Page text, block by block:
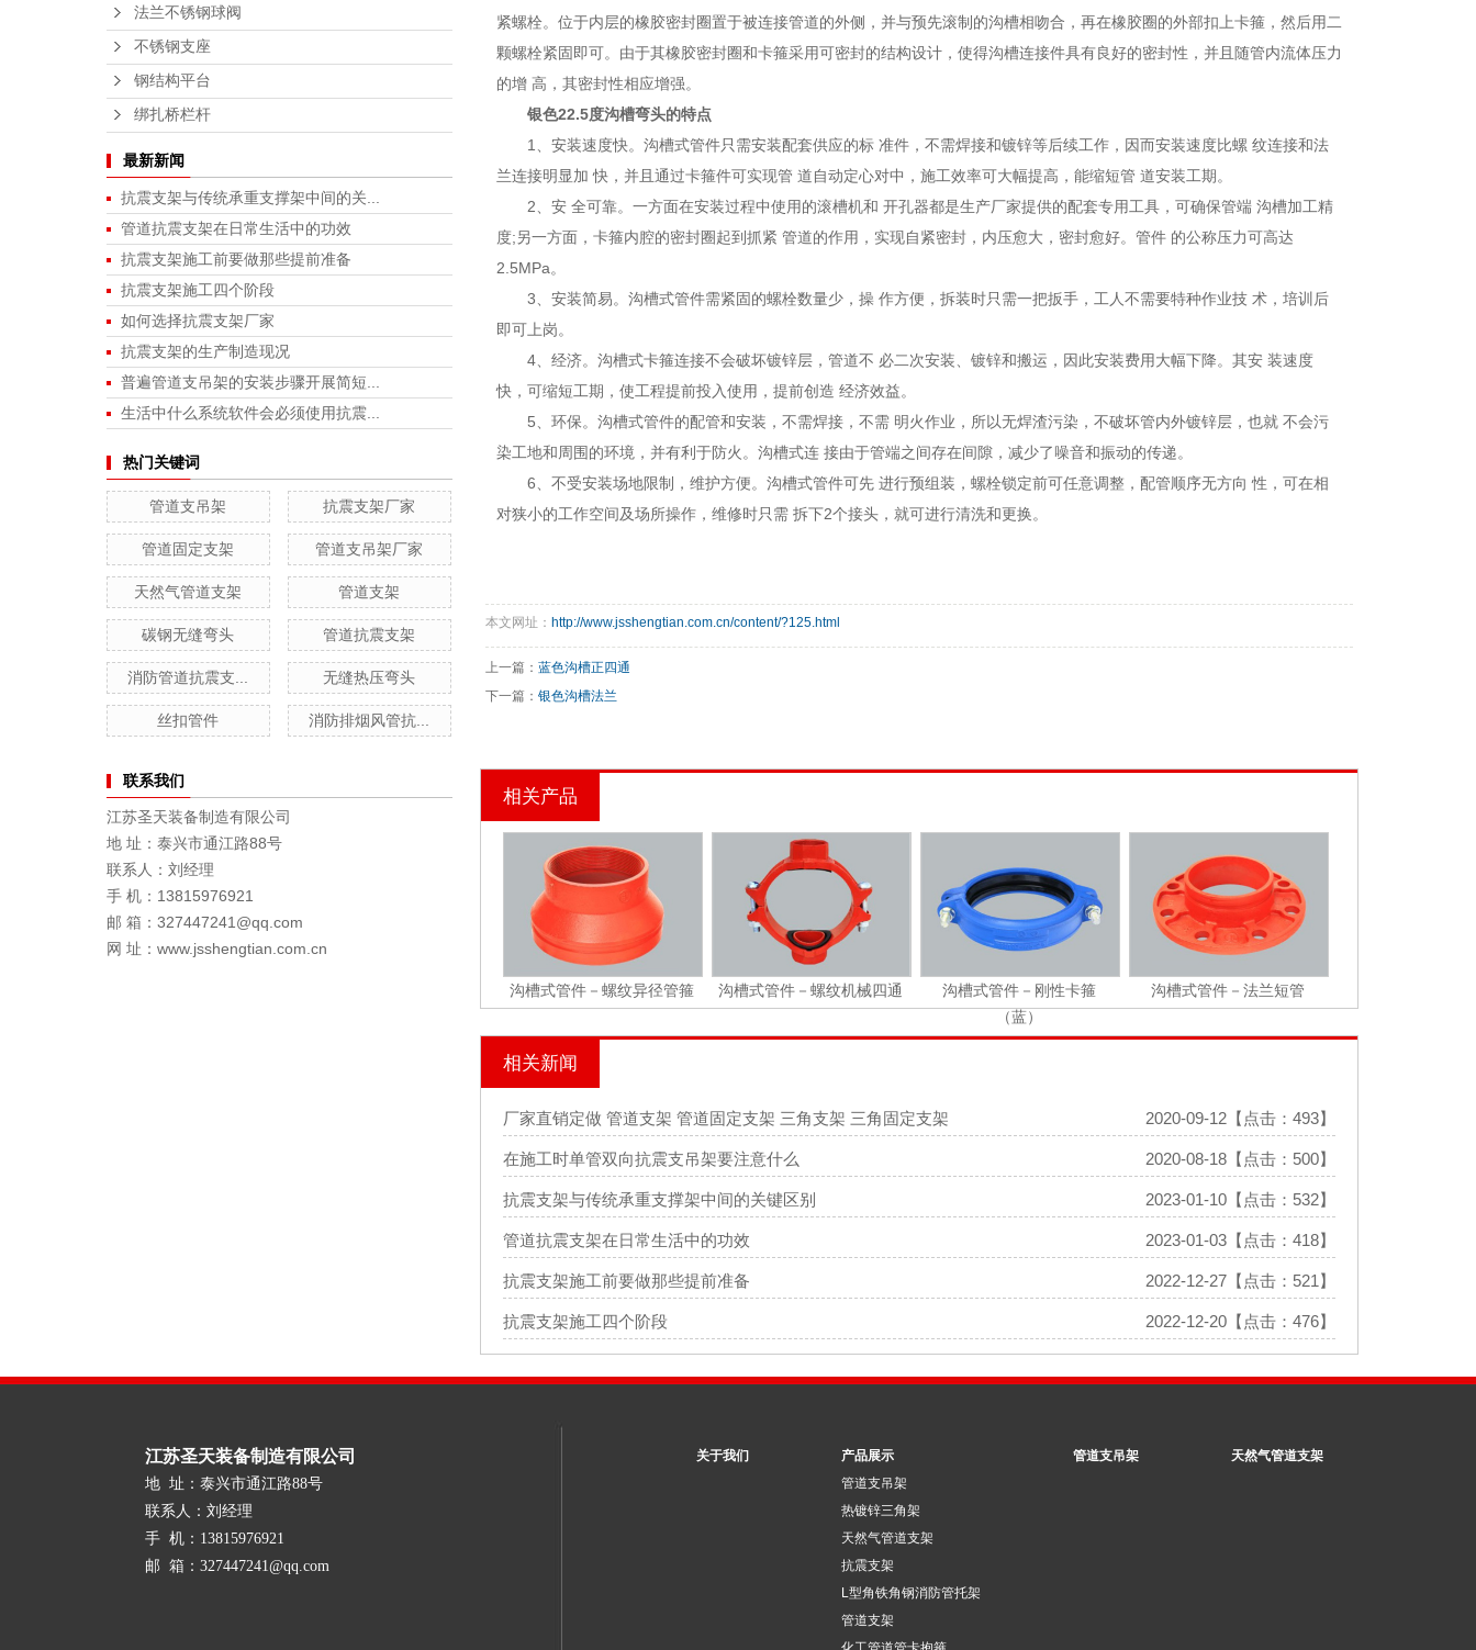
法兰不锈钢球阀
不锈钢支座
钢结构平台
绑扎桥栏杆
最新新闻
抗震支架与传统承重支撑架中间的关...
管道抗震支架在日常生活中的功效
抗震支架施工前要做那些提前准备
抗震支架施工四个阶段
如何选择抗震支架厂家
抗震支架的生产制造现况
普遍管道支吊架的安装步骤开展简短...
生活中什么系统软件会必须使用抗震...
热门关键词
管道支吊架 抗震支架厂家
管道固定支架 管道支吊架厂家
天然气管道支架 管道支架
碳钢无缝弯头 管道抗震支架
消防管道抗震支... 无缝热压弯头
丝扣管件 消防排烟风管抗...
联系我们
江苏圣天装备制造有限公司
地 址：泰兴市通江路88号
联系人：刘经理
手 机：13815976921
邮 箱：327447241@qq.com
网 址：www.jsshengtian.com.cn
紧螺栓。位于内层的橡胶密封圈置于被连接管道的外侧，并与预先滚制的沟槽相吻合，再在橡胶圈的外部扣上卡箍，然后用二
颗螺栓紧固即可。由于其橡胶密封圈和卡箍采用可密封的结构设计，使得沟槽连接件具有良好的密封性，并且随管内流体压力
的增 高，其密封性相应增强。
银色22.5度沟槽弯头的特点
1、安装速度快。沟槽式管件只需安装配套供应的标 准件，不需焊接和镀锌等后续工作，因而安装速度比螺 纹连接和法
兰连接明显加 快，并且通过卡箍件可实现管 道自动定心对中，施工效率可大幅提高，能缩短管 道安装工期。
2、安 全可靠。一方面在安装过程中使用的滚槽机和 开孔器都是生产厂家提供的配套专用工具，可确保管端 沟槽加工精
度;另一方面，卡箍内腔的密封圈起到抓紧 管道的作用，实现自紧密封，内压愈大，密封愈好。管件 的公称压力可高达
2.5MPa。
3、安装简易。沟槽式管件需紧固的螺栓数量少，操 作方便，拆装时只需一把扳手，工人不需要特种作业技 术，培训后
即可上岗。
4、经济。沟槽式卡箍连接不会破坏镀锌层，管道不 必二次安装、镀锌和搬运，因此安装费用大幅下降。其安 装速度
快，可缩短工期，使工程提前投入使用，提前创造 经济效益。
5、环保。沟槽式管件的配管和安装，不需焊接，不需 明火作业，所以无焊渣污染，不破坏管内外镀锌层，也就 不会污
染工地和周围的环境，并有利于防火。沟槽式连 接由于管端之间存在间隙，减少了噪音和振动的传递。
6、不受安装场地限制，维护方便。沟槽式管件可先 进行预组装，螺栓锁定前可任意调整，配管顺序无方向 性，可在相
对狭小的工作空间及场所操作，维修时只需 拆下2个接头，就可进行清洗和更换。
本文网址： http://www.jsshengtian.com.cn/content/?125.html
上一篇： 蓝色沟槽正四通
下一篇： 银色沟槽法兰
相关产品
沟槽式管件－螺纹异径管箍 沟槽式管件－螺纹机械四通
沟槽式管件－刚性卡箍
（蓝）
沟槽式管件－法兰短管
相关新闻
2020-09-12【点击：493】
厂家直销定做 管道支架 管道固定支架 三角支架 三角固定支架
2020-08-18【点击：500】
在施工时单管双向抗震支吊架要注意什么
2023-01-10【点击：532】
抗震支架与传统承重支撑架中间的关键区别
2023-01-03【点击：418】
管道抗震支架在日常生活中的功效
2022-12-27【点击：521】
抗震支架施工前要做那些提前准备
2022-12-20【点击：476】
抗震支架施工四个阶段
江苏圣天装备制造有限公司
地 址：泰兴市通江路88号
联系人：刘经理
手 机：13815976921
邮 箱：327447241@qq.com
关于我们
产品展示
管道支吊架
热镀锌三角架
天然气管道支架
抗震支架
L型角铁角钢消防管托架
管道支架
管道支吊架 天然气管道支架